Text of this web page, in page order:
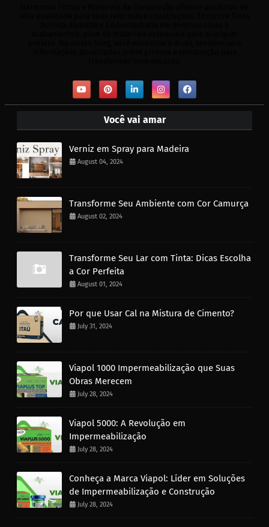
Você vai amar
Verniz em Spray para Madeira
August 04, 2024
Transforme Seu Ambiente com Cor Camurça
August 02, 2024
Transforme Seu Lar com Tinta: Dicas Escolha
a Cor Perfeita
August 01, 2024
Por que Usar Cal na Mistura de Cimento?
July 31, 2024
Viapol 1000 Impermeabilização que Suas
Obras Merecem
July 28, 2024
Viapol 5000: A Revolução em
Impermeabilização
July 28, 2024
Conheça a Marca Viapol: Líder em Soluções
de Impermeabilização e Construção
July 28, 2024